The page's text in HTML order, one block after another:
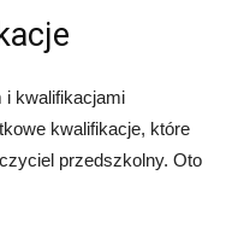
i kwalifikacjami
kwalifikacje, które
przedszkolny. Oto